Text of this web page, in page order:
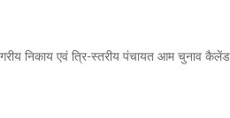
निकाय एवं त्रि-स्तरीय पंचायत आम चुनाव